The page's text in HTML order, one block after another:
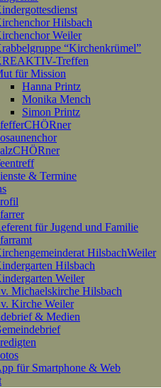
Hilsbach
Weiler
“Kirchenkrümel”
Treffen
für Mission
Hanna Printz
Monika Mench
Simon Printz
& Termine
für Jugend und Familie
HilsbachWeiler
Hilsbach
Weiler
Michaelskirche Hilsbach
Kirche Weiler
& Medien
für Smartphone & Web